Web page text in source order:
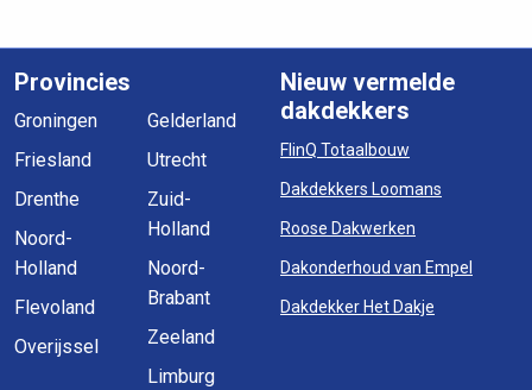
Provincies
Groningen
Friesland
Drenthe
Noord-
Holland
Flevoland
Overijssel
Gelderland
Utrecht
Zuid-
Holland
Noord-
Brabant
Zeeland
Limburg
Nieuw vermelde
dakdekkers
FlinQ Totaalbouw
Dakdekkers Loomans
Roose Dakwerken
Dakonderhoud van Empel
Dakdekker Het Dakje